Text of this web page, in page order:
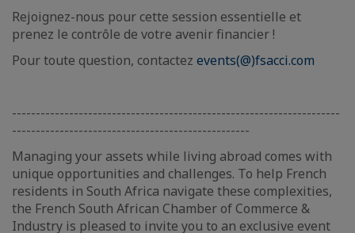
Rejoignez-nous pour cette session essentielle et
prenez le contrôle de votre avenir financier !
Pour toute question, contactez events(@)fsacci.com
---------------------------------------------------------------------
--------------------------------------------------
Managing your assets while living abroad comes with
unique opportunities and challenges. To help French
residents in South Africa navigate these complexities,
the French South African Chamber of Commerce &
Industry is pleased to invite you to an exclusive event